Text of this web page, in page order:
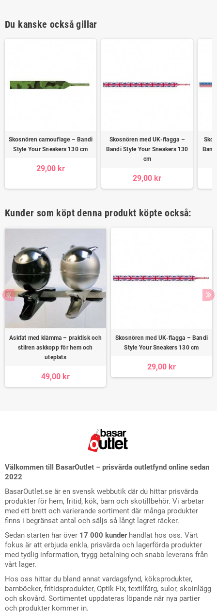
Du kanske också gillar
Skosnören camouflage – Bandi
Style Your Sneakers 130 cm
29,00 kr
Skosnören med UK-flagga –
Bandi Style Your Sneakers 130
cm
29,00 kr
Kunder som köpt denna produkt köpte också:
Askfat med klämma – praktisk och
stilren askkopp för hem och
uteplats
49,00 kr
Skosnören med UK-flagga – Bandi
Style Your Sneakers 130 cm
29,00 kr
Välkommen till BasarOutlet – prisvärda outletfynd online sedan
2022
BasarOutlet.se är en svensk webbutik där du hittar prisvärda
produkter för hem, fritid, kök, barn och skotillbehör. Vi arbetar
med ett brett och varierande sortiment där många produkter
finns i begränsat antal och säljs så långt lagret räcker.
Sedan starten har över 17 000 kunderhandlat hos oss. Vårt
fokus är att erbjuda enkla, prisvärda och lagerförda produkter
med tydlig information, trygg betalning och snabb leverans från
vårt lager.
Hos oss hittar du bland annat vardagsfynd, köksprodukter,
barnböcker, fritidsprodukter, Optik Fix, textilfärg, sulor, skoinlägg
och skovård. Sortimentet uppdateras löpande när nya partier
och produkter kommer in.